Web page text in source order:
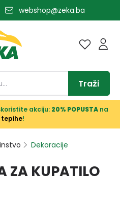
webshop@zeka.ba
Traži
akciju: 20% POPUSTAna
tepihe!
Dekoracije
ZA KUPATILO